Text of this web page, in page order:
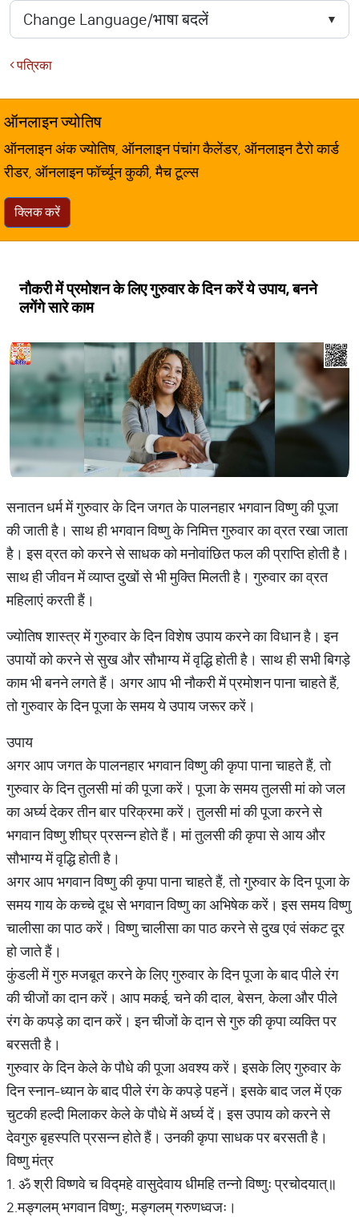
पत्रिका
ऑनलाइन ज्योतिष
ऑनलाइन अंक ज्योतिष, ऑनलाइन पंचांग कैलेंडर, ऑनलाइन टैरो कार्ड
रीडर, ऑनलाइन फॉर्च्यून कुकी, मैच टूल्स
क्लिक करें
नौकरी में प्रमोशन के लिए गुरुवार के दिन करें ये उपाय, बनने
लगेंगे सारे काम
सनातन धर्म में गुरुवार के दिन जगत के पालनहार भगवान विष्णु की पूजा
की जाती है। साथ ही भगवान विष्णु के निमित्त गुरुवार का व्रत रखा जाता
है। इस व्रत को करने से साधक को मनोवांछित फल की प्राप्ति होती है।
साथ ही जीवन में व्याप्त दुखों से भी मुक्ति मिलती है। गुरुवार का व्रत
महिलाएं करती हैं।
ज्योतिष शास्त्र में गुरुवार के दिन विशेष उपाय करने का विधान है। इन
उपायों को करने से सुख और सौभाग्य में वृद्धि होती है। साथ ही सभी बिगड़े
काम भी बनने लगते हैं। अगर आप भी नौकरी में प्रमोशन पाना चाहते हैं,
तो गुरुवार के दिन पूजा के समय ये उपाय जरूर करें।
उपाय
अगर आप जगत के पालनहार भगवान विष्णु की कृपा पाना चाहते हैं, तो
गुरुवार के दिन तुलसी मां की पूजा करें। पूजा के समय तुलसी मां को जल
का अर्घ्य देकर तीन बार परिक्रमा करें। तुलसी मां की पूजा करने से
भगवान विष्णु शीघ्र प्रसन्न होते हैं। मां तुलसी की कृपा से आय और
सौभाग्य में वृद्धि होती है।
अगर आप भगवान विष्णु की कृपा पाना चाहते हैं, तो गुरुवार के दिन पूजा के
समय गाय के कच्चे दूध से भगवान विष्णु का अभिषेक करें। इस समय विष्णु
चालीसा का पाठ करें। विष्णु चालीसा का पाठ करने से दुख एवं संकट दूर
हो जाते हैं।
कुंडली में गुरु मजबूत करने के लिए गुरुवार के दिन पूजा के बाद पीले रंग
की चीजों का दान करें। आप मकई, चने की दाल, बेसन, केला और पीले
रंग के कपड़े का दान करें। इन चीजों के दान से गुरु की कृपा व्यक्ति पर
बरसती है।
गुरुवार के दिन केले के पौधे की पूजा अवश्य करें। इसके लिए गुरुवार के
दिन स्नान-ध्यान के बाद पीले रंग के कपड़े पहनें। इसके बाद जल में एक
चुटकी हल्दी मिलाकर केले के पौधे में अर्घ्य दें। इस उपाय को करने से
देवगुरु बृहस्पति प्रसन्न होते हैं। उनकी कृपा साधक पर बरसती है।
विष्णु मंत्र
1. ॐ श्री विष्णवे च विद्महे वासुदेवाय धीमहि तन्नो विष्णुः प्रचोदयात्॥
2.मङ्गलम् भगवान विष्णुः, मङ्गलम् गरुणध्वजः।